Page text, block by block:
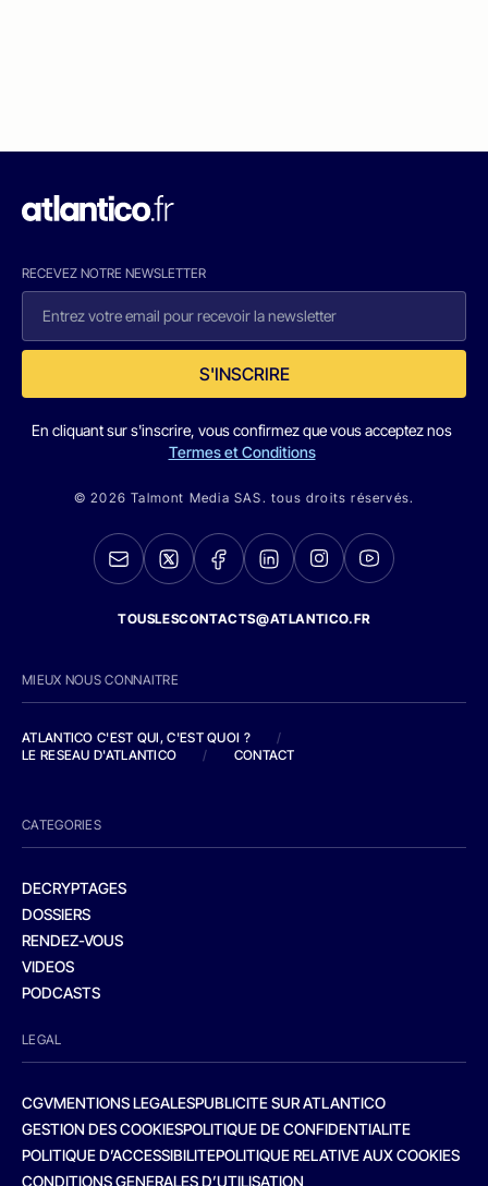
RECEVEZ NOTRE NEWSLETTER
S'INSCRIRE
En cliquant sur s'inscrire, vous confirmez que vous acceptez nos
Termes et Conditions
© 2026 Talmont Media SAS. tous droits réservés.
TOUSLESCONTACTS@ATLANTICO.FR
MIEUX NOUS CONNAITRE
ATLANTICO C'EST QUI, C'EST QUOI ?
/
LE RESEAU D'ATLANTICO
/ CONTACT
CATEGORIES
DECRYPTAGES
DOSSIERS
RENDEZ-VOUS
VIDEOS
PODCASTS
LEGAL
CGVMENTIONS LEGALESPUBLICITE SUR ATLANTICO
GESTION DES COOKIESPOLITIQUE DE CONFIDENTIALITE
POLITIQUE D’ACCESSIBILITEPOLITIQUE RELATIVE AUX COOKIES
CONDITIONS GENERALES D’UTILISATION